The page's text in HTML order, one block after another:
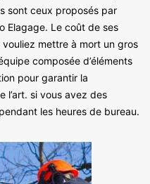
sont ceux proposés par
Elagage. Le coût de ses
mettre à mort un gros
composée d’éléments
pour garantir la
l’art. si vous avez des
les heures de bureau.